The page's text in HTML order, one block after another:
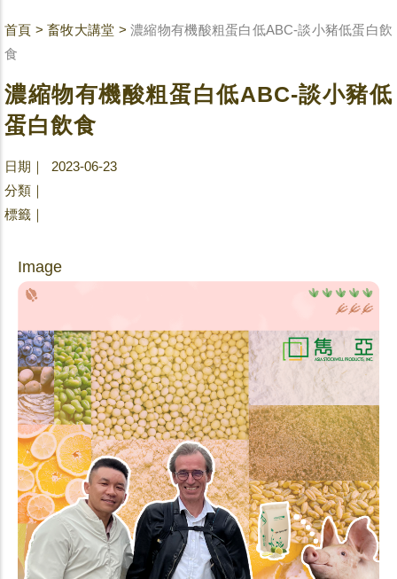
首頁 >畜牧大講堂 >濃縮物有機酸粗蛋白低ABC-談小豬低蛋白飲
食
濃縮物有機酸粗蛋白低ABC-談小豬低
蛋白飲食
日期｜ 2023-06-23
分類｜
標籤｜
Image